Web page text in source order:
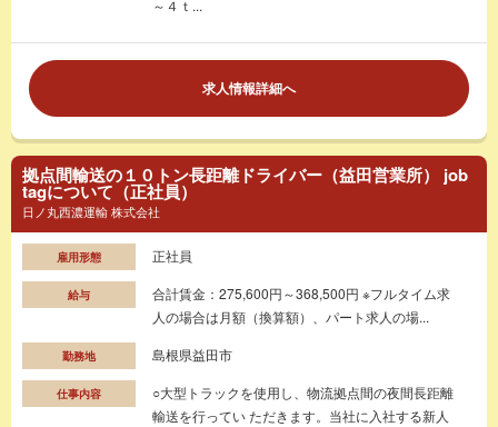
～４ｔ...
求人情報詳細へ
拠点間輸送の１０トン長距離ドライバー（益田営業所） job
tagについて（正社員）
日ノ丸西濃運輸 株式会社
雇用形態 正社員
給与
合計賃金：275,600円～368,500円 ※フルタイム求
人の場合は月額（換算額）、パート求人の場...
勤務地 島根県益田市
仕事内容
○大型トラックを使用し、物流拠点間の夜間長距離
輸送を行ってい ただきます。当社に入社する新人